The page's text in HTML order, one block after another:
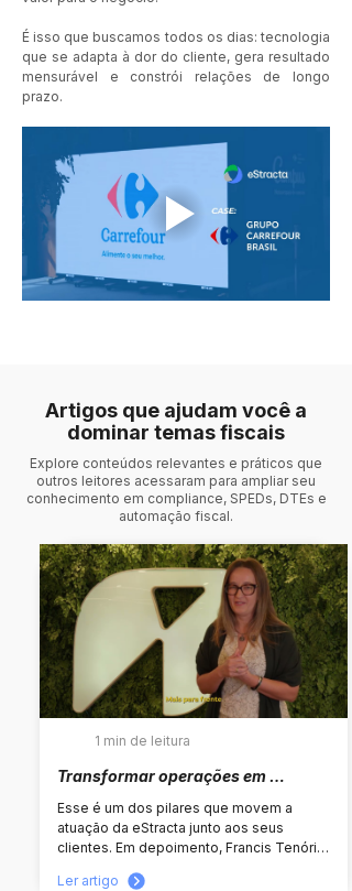
É isso que buscamos todos os dias: tecnologia
que se adapta à dor do cliente, gera resultado
mensurável e constrói relações de longo
prazo.
Artigos que ajudam você a
dominar temas fiscais
Explore conteúdos relevantes e práticos que
outros leitores acessaram para ampliar seu
conhecimento em compliance, SPEDs, DTEs e
automação fiscal.
1 min de leitura
Transformar operações em
processos mais eficientes,
estruturados e estratégicos
Esse é um dos pilares que movem a
atuação da eStracta junto aos seus
clientes. Em depoimento, Francis Tenório
eStracta vem apoiando a evolução
Ler artigo